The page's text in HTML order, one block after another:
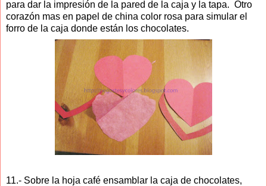
para dar la impresión de la pared de la caja y la tapa. Otro
corazón mas en papel de china color rosa para simular el
forro de la caja donde están los chocolates.
11.- Sobre la hoja café ensamblar la caja de chocolates,